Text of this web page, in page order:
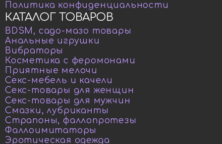
КАТАЛОГ ТОВАРОВ
BDSM, садо-мазо товары
Анальные игрушки
Вибраторы
Косметика с феромонами
Приятные мелочи
Секс-мебель и качели
Секс-товары для женщин
Секс-товары для мужчин
Смазки, лубриканты
Страпоны, фаллопротезы
Фаллоимитаторы
Эротическая одежда
Политика конфиденциальности